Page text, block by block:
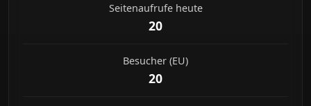
Seitenaufrufe heute
20
Besucher (EU)
20